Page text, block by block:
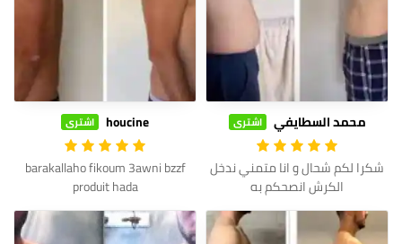
محمد السطايفي اشترى
شكرا لكم شحال و انا متمني ندخل
الكرش انصحكم به
houcine اشترى
barakallaho fikoum 3awni bzzf
produit hada